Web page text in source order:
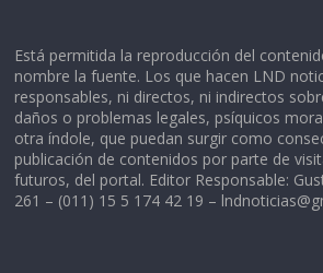
Está permitida la reproducción del
nombre la fuente. Los que hacen LND
responsables, ni directos, ni indirectos
daños o problemas legales, psíquicos
otra índole, que puedan surgir como
publicación de contenidos por parte de
futuros, del portal. Editor Responsable:
261 – (011) 15 5 174 42 19 –